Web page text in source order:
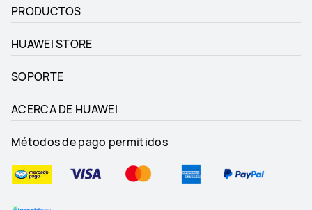
PRODUCTOS
HUAWEI STORE
SOPORTE
ACERCA DE HUAWEI
Métodos de pago permitidos